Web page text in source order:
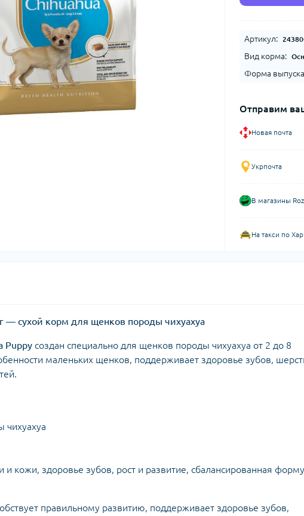
Артикул:
Вид корма:
Форма
Отправим
Новая почта
Укрпочта
В магазины
На такси по
— сухой корм для щенков породы чихуахуа
Puppy создан специально для щенков породы чихуахуа от 2 до 8
маленьких щенков, поддерживает здоровье зубов,
чихуахуа
и кожи, здоровье зубов, рост и развитие, сбалансированная
правильному развитию, поддерживает здоровье зубов,